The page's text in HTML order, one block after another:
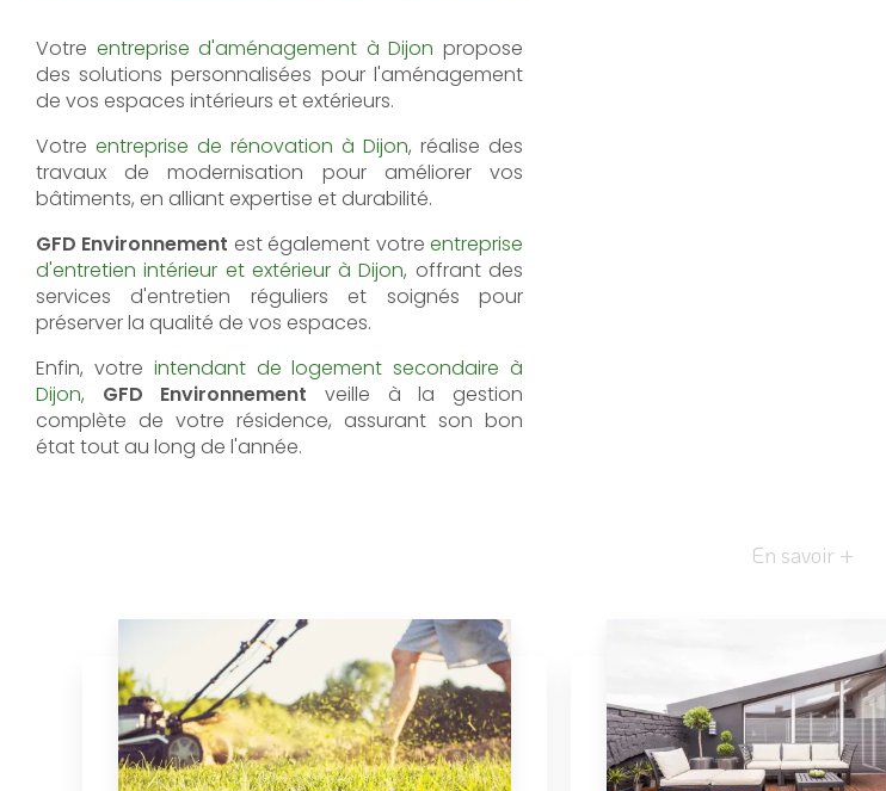
Votre entreprise d'aménagement à Dijon propose
des solutions personnalisées pour l'aménagement
de vos espaces intérieurs et extérieurs.
Votre entreprise de rénovation à Dijon, réalise des
travaux de modernisation pour améliorer vos
bâtiments, en alliant expertise et durabilité.
GFD Environnement est également votre entreprise
d'entretien intérieur et extérieur à Dijon, offrant des
services d'entretien réguliers et soignés pour
préserver la qualité de vos espaces.
Enfin, votre intendant de logement secondaire à
Dijon, GFD Environnement veille à la gestion
complète de votre résidence, assurant son bon
état tout au long de l'année.
En savoir +